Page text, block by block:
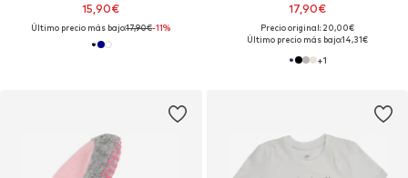
15,90€
Último precio más bajo:17,90€-11%
17,90€
Precio original: 20,00€
Último precio más bajo:14,31€
+1